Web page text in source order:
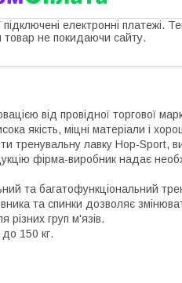
підключені електронні платежі.
товар не покидаючи сайту.
від провідної торгової
якість, міцні матеріали і
тренувальну лавку Hop-Sport,
фірма-виробник надає
та багатофункціональний
та спинки дозволяє
груп м'язів.
до 150 кг.